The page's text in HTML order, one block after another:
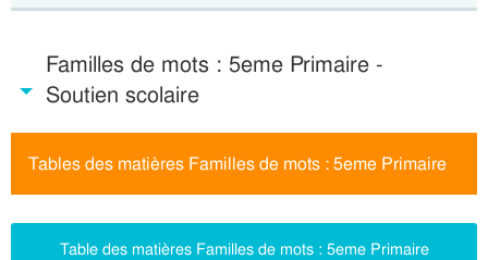
Familles de mots : 5eme Primaire -
Soutien scolaire
Tables des matières Familles de mots : 5eme Primaire
Table des matières Familles de mots : 5eme Primaire